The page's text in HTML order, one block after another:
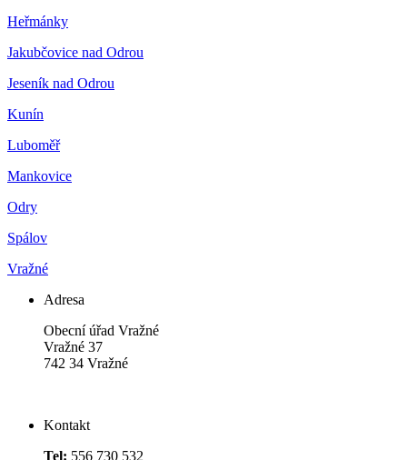
Heřmánky
Jakubčovice nad Odrou
Jeseník nad Odrou
Kunín
Luboměř
Mankovice
Odry
Spálov
Vražné
Adresa
Obecní úřad Vražné
Vražné 37
742 34 Vražné
Kontakt
Tel: 556 730 532